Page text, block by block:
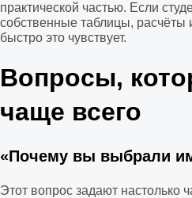
практической частью. Если
собственные таблицы,
быстро это чувствует.
Вопросы,
чаще всего
«Почему вы выбрали
Этот вопрос задают настолько